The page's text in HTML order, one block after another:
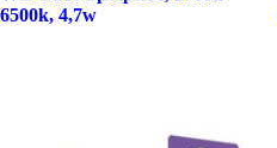
6500k, 4,7w